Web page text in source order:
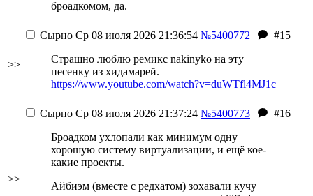
броадкомом, да.
>>
Сырно Ср 08 июля 2026 21:36:54 №5400772
#15
Страшно люблю ремикс nakinyko на эту
песенку из хидамарей.
https://www.youtube.com/watch?v=duWTfl4MJ1c
>>
Сырно Ср 08 июля 2026 21:37:24 №5400773
#16
Броадком ухлопали как минимум одну
хорошую систему виртуализации, и ещё кое-
какие проекты.
Айбиэм (вместе с редхатом) зохавали кучу